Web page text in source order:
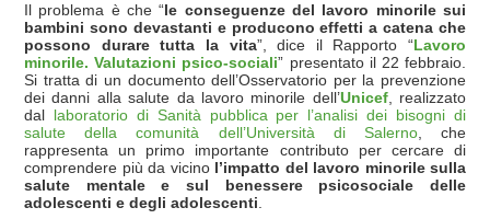
Il problema è che “le conseguenze del lavoro minorile sui
bambini sono devastanti e producono effetti a catena che
possono durare tutta la vita”, dice il Rapporto “Lavoro
minorile. Valutazioni psico-sociali” presentato il 22 febbraio.
Si tratta di un documento dell’Osservatorio per la prevenzione
dei danni alla salute da lavoro minorile dell’Unicef, realizzato
dal laboratorio di Sanità pubblica per l’analisi dei bisogni di
salute della comunità dell’Università di Salerno, che
rappresenta un primo importante contributo per cercare di
comprendere più da vicino l’impatto del lavoro minorile sulla
salute mentale e sul benessere psicosociale delle
adolescenti e degli adolescenti